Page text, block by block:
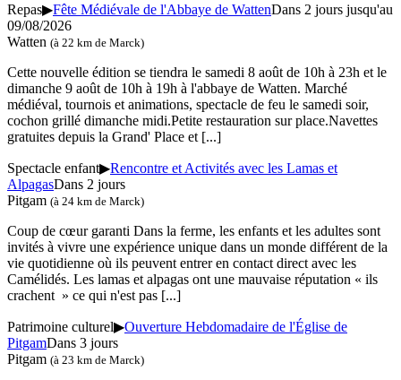
Repas▶Fête Médiévale de l'Abbaye de WattenDans 2 jours jusqu'au
09/08/2026
Watten (à 22 km de Marck)
Cette nouvelle édition se tiendra le samedi 8 août de 10h à 23h et le
dimanche 9 août de 10h à 19h à l'abbaye de Watten. Marché
médiéval, tournois et animations, spectacle de feu le samedi soir,
cochon grillé dimanche midi.Petite restauration sur place.Navettes
gratuites depuis la Grand' Place et [...]
Spectacle enfant▶Rencontre et Activités avec les Lamas et
AlpagasDans 2 jours
Pitgam (à 24 km de Marck)
Coup de cœur garanti Dans la ferme, les enfants et les adultes sont
invités à vivre une expérience unique dans un monde différent de la
vie quotidienne où ils peuvent entrer en contact direct avec les
Camélidés. Les lamas et alpagas ont une mauvaise réputation « ils
crachent » ce qui n'est pas [...]
Patrimoine culturel▶Ouverture Hebdomadaire de l'Église de
PitgamDans 3 jours
Pitgam (à 23 km de Marck)